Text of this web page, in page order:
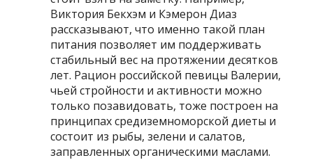
Виктория Бекхэм и Кэмерон Диаз
рассказывают, что именно такой план
питания позволяет им поддерживать
стабильный вес на протяжении десятков
лет. Рацион российской певицы Валерии,
чьей стройности и активности можно
только позавидовать, тоже построен на
принципах средиземноморской диеты и
состоит из рыбы, зелени и салатов,
заправленных органическими маслами.